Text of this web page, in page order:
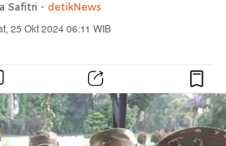
Safitri - detikNews
25 Okt 2024 06:11 WIB